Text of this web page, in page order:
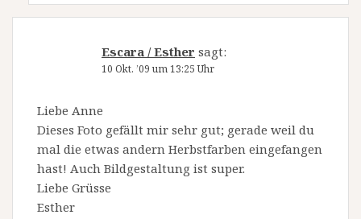
Escara / Esther sagt:
10 Okt. ’09 um 13:25 Uhr
Liebe Anne
Dieses Foto gefällt mir sehr gut; gerade weil du
mal die etwas andern Herbstfarben eingefangen
hast! Auch Bildgestaltung ist super.
Liebe Grüsse
Esther